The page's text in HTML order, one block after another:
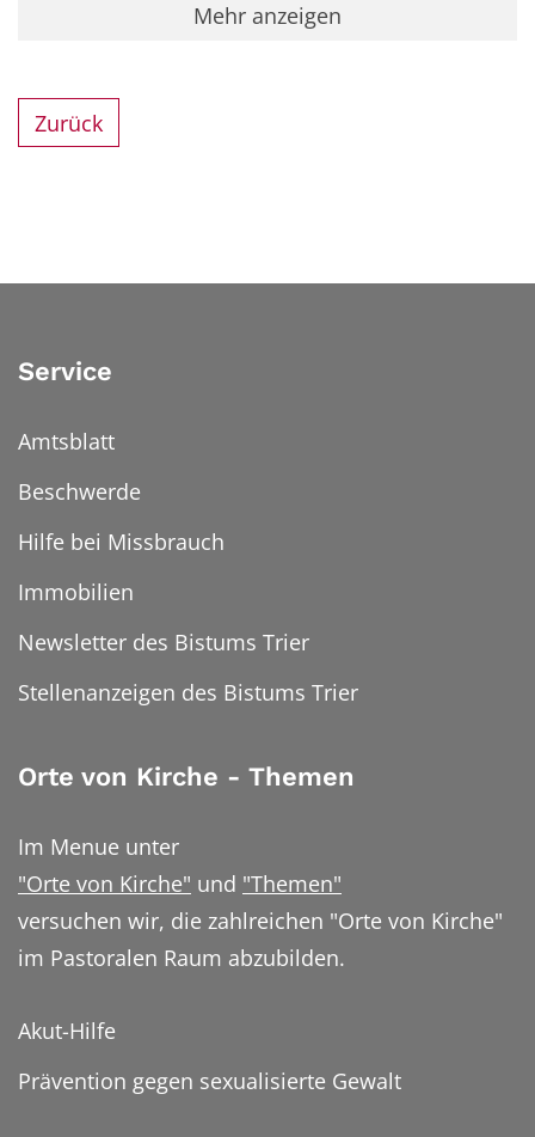
Mehr anzeigen
Zurück
Service
Amtsblatt
Beschwerde
Hilfe bei Missbrauch
Immobilien
Newsletter des Bistums Trier
Stellenanzeigen des Bistums Trier
Orte von Kirche - Themen
Im Menue unter
"Orte von Kirche" und "Themen"
versuchen wir, die zahlreichen "Orte von Kirche"
im Pastoralen Raum abzubilden.
Akut-Hilfe
Prävention gegen sexualisierte Gewalt